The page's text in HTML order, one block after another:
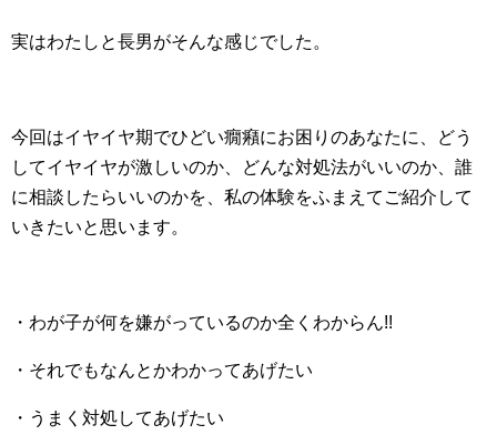
実はわたしと長男がそんな感じでした。
今回はイヤイヤ期でひどい癇癪にお困りのあなたに、どう
してイヤイヤが激しいのか、どんな対処法がいいのか、誰
に相談したらいいのかを、私の体験をふまえてご紹介して
いきたいと思います。
・わが子が何を嫌がっているのか全くわからん!!
・それでもなんとかわかってあげたい
・うまく対処してあげたい